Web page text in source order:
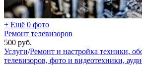
+ Ещё 0 фото
Ремонт телевизоров
500 руб.
Услуги/Ремонт и настройка техники,
телевизоров, фото и видеотехники,